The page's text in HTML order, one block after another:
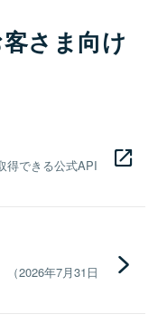
さま向け
得できる公式API
（2026年7月31日